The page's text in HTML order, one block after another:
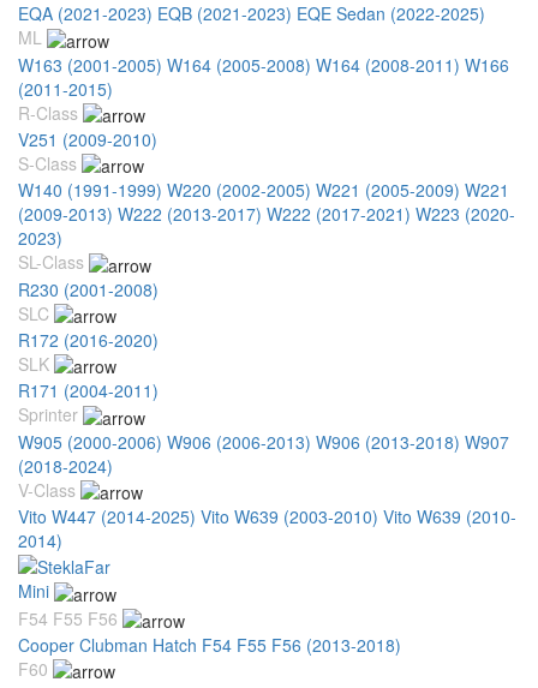
EQA (2021-2023) EQB (2021-2023) EQE Sedan (2022-2025)
ML
W163 (2001-2005) W164 (2005-2008) W164 (2008-2011) W166
(2011-2015)
R-Class
V251 (2009-2010)
S-Class
W140 (1991-1999) W220 (2002-2005) W221 (2005-2009) W221
(2009-2013) W222 (2013-2017) W222 (2017-2021) W223 (2020-
2023)
SL-Class
R230 (2001-2008)
SLC
R172 (2016-2020)
SLK
R171 (2004-2011)
Sprinter
W905 (2000-2006) W906 (2006-2013) W906 (2013-2018) W907
(2018-2024)
V-Class
Vito W447 (2014-2025) Vito W639 (2003-2010) Vito W639 (2010-
2014)
Mini
F54 F55 F56
Cooper Clubman Hatch F54 F55 F56 (2013-2018)
F60